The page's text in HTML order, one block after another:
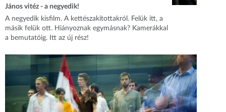
János vitéz - a negyedik!
A negyedik kisfilm. A kettészakítottakról. Felük itt, a
másik felük ott. Hiányoznak egymásnak? Kamerákkal
a bemutatóig. Itt az új rész!